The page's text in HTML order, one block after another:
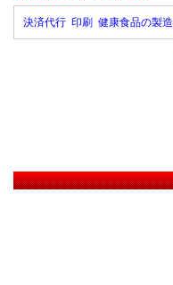
決済代行 印刷 健康食品の製